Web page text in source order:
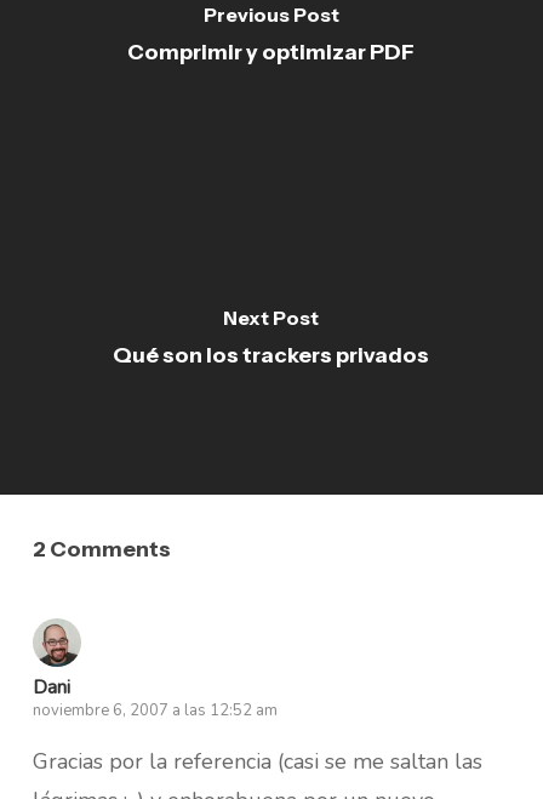
Previous Post
Comprimir y optimizar PDF
Next Post
Qué son los trackers privados
2 Comments
Dani
noviembre 6, 2007 a las 12:52 am
Gracias por la referencia (casi se me saltan las